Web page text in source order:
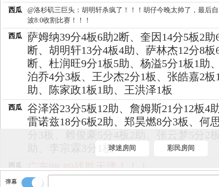
西瓜
@洛杉矶三巨头：胡明轩杀疯了！！！胡仔今晚太帅了，最后
波8:0收割比赛！！！
西瓜
萨姆纳39分4板6助2断、奎因14分5板2助
断、胡明轩13分4板4助、萨林杰12分8板
断、杜润旺9分1板5助、杨溢5分1板1助
泊乔4分3板、王少杰2分1板、张皓嘉2板
助、陈家政1板1助、王洪泽1板
西瓜
谷泽浴23分5板12助、詹姆斯21分12板4
雷诺兹18分6板2助、郑昊燃8分3板、何
助、李宗霖3分1板
西瓜 广东98-89战胜天津！！！
西瓜
球迷房间 彩民房间
弹幕